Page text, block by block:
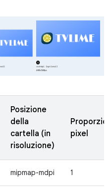
Posizione
della
cartella (in
risoluzione)
pixel
mipmap-mdpi 1